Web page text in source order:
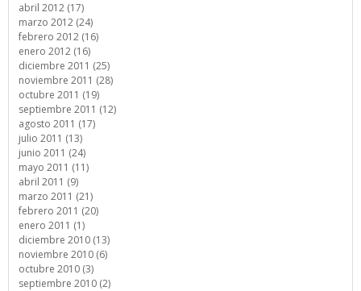
abril 2012 (17)
marzo 2012 (24)
febrero 2012 (16)
enero 2012 (16)
diciembre 2011 (25)
noviembre 2011 (28)
octubre 2011 (19)
septiembre 2011 (12)
agosto 2011 (17)
julio 2011 (13)
junio 2011 (24)
mayo 2011 (11)
abril 2011 (9)
marzo 2011 (21)
febrero 2011 (20)
enero 2011 (1)
diciembre 2010 (13)
noviembre 2010 (6)
octubre 2010 (3)
septiembre 2010 (2)